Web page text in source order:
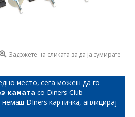
Задржете на сликата за да ја зумирате
место, сега можеш да го
камата со Diners Club
DIners картичка, аплицирај